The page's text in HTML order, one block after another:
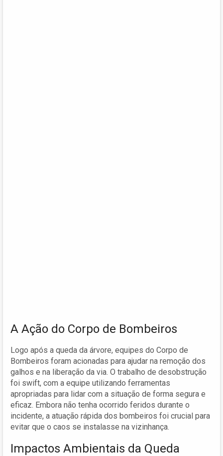
A Ação do Corpo de Bombeiros
Logo após a queda da árvore, equipes do Corpo de
Bombeiros foram acionadas para ajudar na remoção dos
galhos e na liberação da via. O trabalho de desobstrução
foi swift, com a equipe utilizando ferramentas
apropriadas para lidar com a situação de forma segura e
eficaz. Embora não tenha ocorrido feridos durante o
incidente, a atuação rápida dos bombeiros foi crucial para
evitar que o caos se instalasse na vizinhança.
Impactos Ambientais da Queda